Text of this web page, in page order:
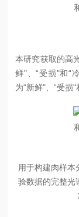
本研究获取的高
鲜"、“受损"和“
为“新鲜"、“受损
用于构建肉样
验数据的完整光